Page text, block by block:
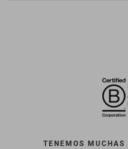
TENEMOS MUCHAS